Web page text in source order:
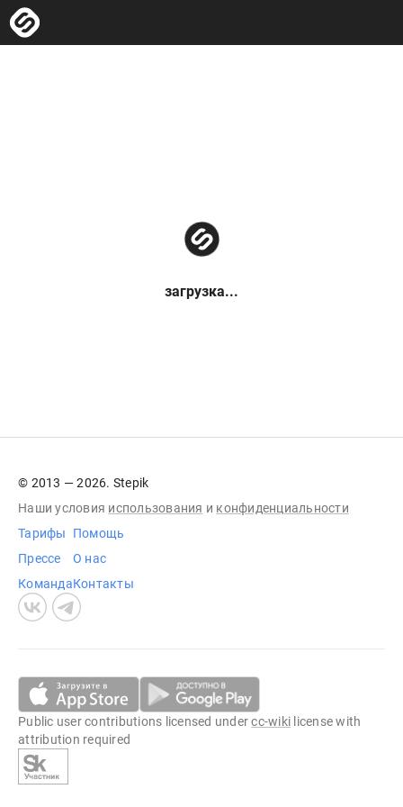
загрузка...
© 2013 — 2026. Stepik
Наши условия использования и конфиденциальности
Тарифы
Прессе
Команда
Помощь
О нас
Контакты
Public user contributions licensed undercc-wiki license with
attribution required